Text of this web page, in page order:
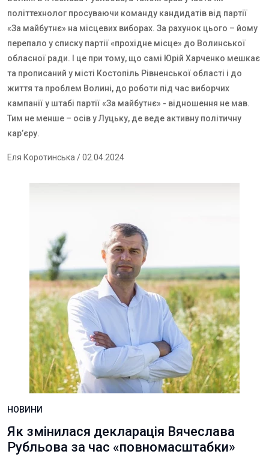
політтехнолог просуваючи команду кандидатів від партії
«За майбутнє» на місцевих виборах. За рахунок цього – йому
перепало у списку партії «прохідне місце» до Волинської
обласної ради. І це при тому, що самі Юрій Харченко мешкає
та прописаний у місті Костопіль Рівненської області і до
життя та проблем Волині, до роботи під час виборчих
кампанії у штабі партії «За майбутнє» - відношення не мав.
Тим не менше – осів у Луцьку, де веде активну політичну
кар’єру.
Еля Коротинська / 02.04.2024
НОВИНИ
Як змінилася декларація Вячеслава
Рубльова за час «повномасштабки»